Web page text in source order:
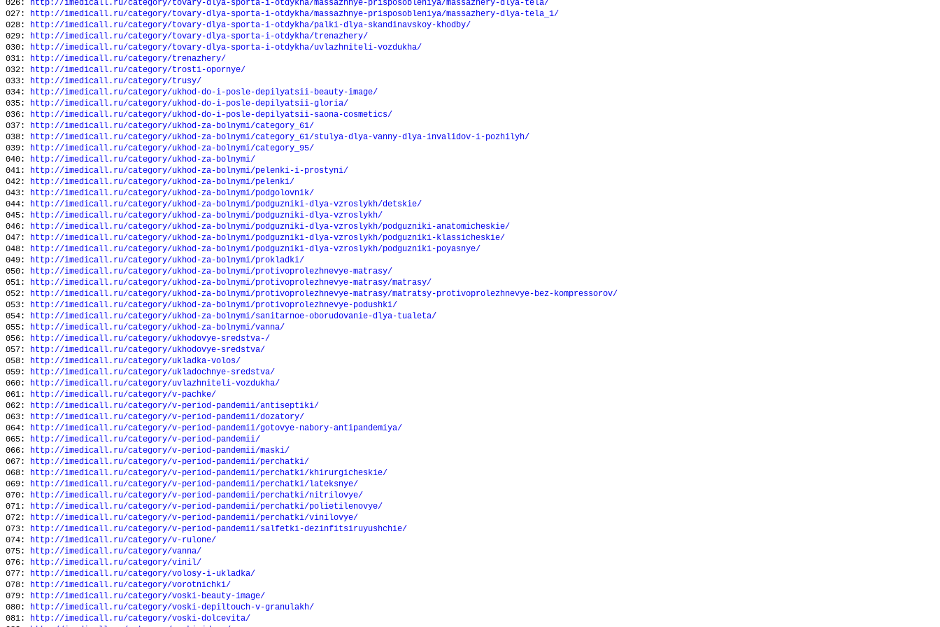
026: http://imedicall.ru/category/tovary-dlya-sporta-i-otdykha/massazhnye-prisposobleniya/massazhery-dlya-tela/
027: http://imedicall.ru/category/tovary-dlya-sporta-i-otdykha/massazhnye-prisposobleniya/massazhery-dlya-tela_1/
028: http://imedicall.ru/category/tovary-dlya-sporta-i-otdykha/palki-dlya-skandinavskoy-khodby/
029: http://imedicall.ru/category/tovary-dlya-sporta-i-otdykha/trenazhery/
030: http://imedicall.ru/category/tovary-dlya-sporta-i-otdykha/uvlazhniteli-vozdukha/
031: http://imedicall.ru/category/trenazhery/
032: http://imedicall.ru/category/trosti-opornye/
033: http://imedicall.ru/category/trusy/
034: http://imedicall.ru/category/ukhod-do-i-posle-depilyatsii-beauty-image/
035: http://imedicall.ru/category/ukhod-do-i-posle-depilyatsii-gloria/
036: http://imedicall.ru/category/ukhod-do-i-posle-depilyatsii-saona-cosmetics/
037: http://imedicall.ru/category/ukhod-za-bolnymi/category_61/
038: http://imedicall.ru/category/ukhod-za-bolnymi/category_61/stulya-dlya-vanny-dlya-invalidov-i-pozhilyh/
039: http://imedicall.ru/category/ukhod-za-bolnymi/category_95/
040: http://imedicall.ru/category/ukhod-za-bolnymi/
041: http://imedicall.ru/category/ukhod-za-bolnymi/pelenki-i-prostyni/
042: http://imedicall.ru/category/ukhod-za-bolnymi/pelenki/
043: http://imedicall.ru/category/ukhod-za-bolnymi/podgolovnik/
044: http://imedicall.ru/category/ukhod-za-bolnymi/podguzniki-dlya-vzroslykh/detskie/
045: http://imedicall.ru/category/ukhod-za-bolnymi/podguzniki-dlya-vzroslykh/
046: http://imedicall.ru/category/ukhod-za-bolnymi/podguzniki-dlya-vzroslykh/podguzniki-anatomicheskie/
047: http://imedicall.ru/category/ukhod-za-bolnymi/podguzniki-dlya-vzroslykh/podguzniki-klassicheskie/
048: http://imedicall.ru/category/ukhod-za-bolnymi/podguzniki-dlya-vzroslykh/podguzniki-poyasnye/
049: http://imedicall.ru/category/ukhod-za-bolnymi/prokladki/
050: http://imedicall.ru/category/ukhod-za-bolnymi/protivoprolezhnevye-matrasy/
051: http://imedicall.ru/category/ukhod-za-bolnymi/protivoprolezhnevye-matrasy/matrasy/
052: http://imedicall.ru/category/ukhod-za-bolnymi/protivoprolezhnevye-matrasy/matratsy-protivoprolezhnevye-bez-kompressorov/
053: http://imedicall.ru/category/ukhod-za-bolnymi/protivoprolezhnevye-podushki/
054: http://imedicall.ru/category/ukhod-za-bolnymi/sanitarnoe-oborudovanie-dlya-tualeta/
055: http://imedicall.ru/category/ukhod-za-bolnymi/vanna/
056: http://imedicall.ru/category/ukhodovye-sredstva-/
057: http://imedicall.ru/category/ukhodovye-sredstva/
058: http://imedicall.ru/category/ukladka-volos/
059: http://imedicall.ru/category/ukladochnye-sredstva/
060: http://imedicall.ru/category/uvlazhniteli-vozdukha/
061: http://imedicall.ru/category/v-pachke/
062: http://imedicall.ru/category/v-period-pandemii/antiseptiki/
063: http://imedicall.ru/category/v-period-pandemii/dozatory/
064: http://imedicall.ru/category/v-period-pandemii/gotovye-nabory-antipandemiya/
065: http://imedicall.ru/category/v-period-pandemii/
066: http://imedicall.ru/category/v-period-pandemii/maski/
067: http://imedicall.ru/category/v-period-pandemii/perchatki/
068: http://imedicall.ru/category/v-period-pandemii/perchatki/khirurgicheskie/
069: http://imedicall.ru/category/v-period-pandemii/perchatki/lateksnye/
070: http://imedicall.ru/category/v-period-pandemii/perchatki/nitrilovye/
071: http://imedicall.ru/category/v-period-pandemii/perchatki/polietilenovye/
072: http://imedicall.ru/category/v-period-pandemii/perchatki/vinilovye/
073: http://imedicall.ru/category/v-period-pandemii/salfetki-dezinfitsiruyushchie/
074: http://imedicall.ru/category/v-rulone/
075: http://imedicall.ru/category/vanna/
076: http://imedicall.ru/category/vinil/
077: http://imedicall.ru/category/volosy-i-ukladka/
078: http://imedicall.ru/category/vorotnichki/
079: http://imedicall.ru/category/voski-beauty-image/
080: http://imedicall.ru/category/voski-depiltouch-v-granulakh/
081: http://imedicall.ru/category/voski-dolcevita/